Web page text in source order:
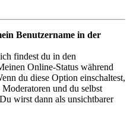
Benutzername in der
findest du in den
Online-Status während
du diese Option einschaltest,
und du selbst
wirst dann als unsichtbarer